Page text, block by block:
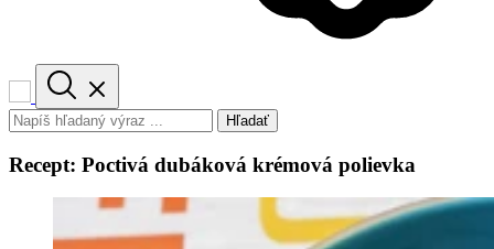
Hľadať
Recept: Poctivá dubáková krémová polievka